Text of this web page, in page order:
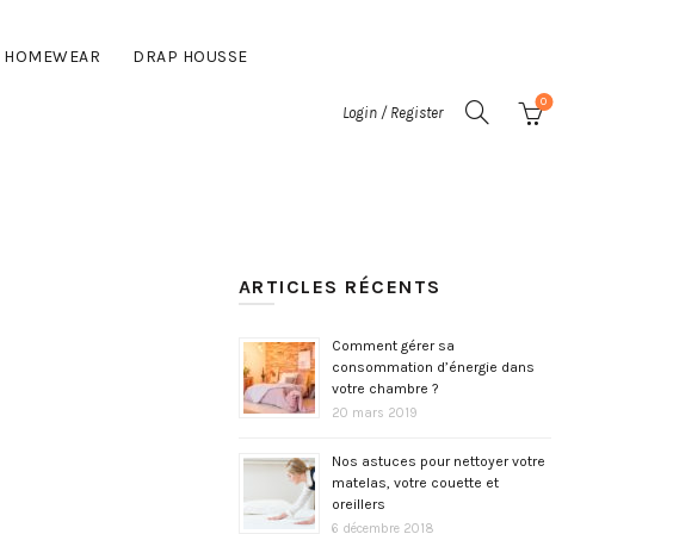
HOMEWEAR DRAP HOUSSE
Login / Register
0
ARTICLES RÉCENTS
Comment gérer sa
consommation d’énergie dans
votre chambre ?
20 mars 2019
Nos astuces pour nettoyer votre
matelas, votre couette et
oreillers
6 décembre 2018